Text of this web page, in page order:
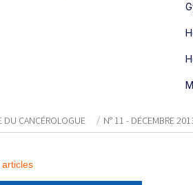
DU CANCÉROLOGUE N° 11 - DÉCEMBRE
articles